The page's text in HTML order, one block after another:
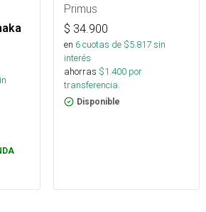
Primus
$ 34.900
en 6cuotas de $5.817sin
interés
ahorras $1.400 por
transferencia.
Disponible